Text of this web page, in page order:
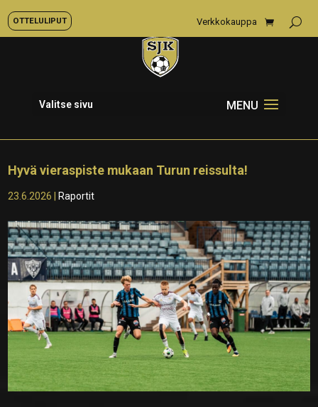
OTTELULIPUT Verkkokauppa
Valitse sivu
Hyvä vieraspiste mukaan Turun reissulta!
23.6.2026 Raportit